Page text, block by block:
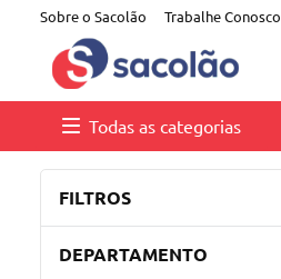
Sobre o Sacolão Trabalhe Conosco
Todas as categorias
FILTROS
DEPARTAMENTO